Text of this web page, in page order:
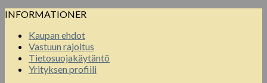
INFORMATIONER
Kaupan ehdot
Vastuun rajoitus
Tietosuojakäytäntö
Yrityksen profiili